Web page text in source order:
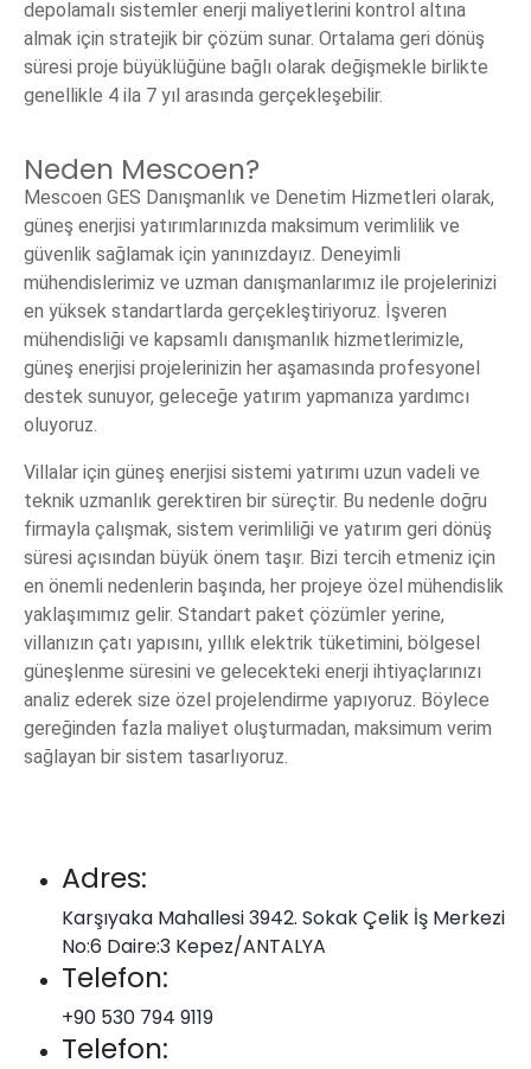
depolamalı sistemler enerji maliyetlerini kontrol altına
almak için stratejik bir çözüm sunar. Ortalama geri dönüş
süresi proje büyüklüğüne bağlı olarak değişmekle birlikte
genellikle 4 ila 7 yıl arasında gerçekleşebilir.
Neden Mescoen?
Mescoen GES Danışmanlık ve Denetim Hizmetleri olarak,
güneş enerjisi yatırımlarınızda maksimum verimlilik ve
güvenlik sağlamak için yanınızdayız. Deneyimli
mühendislerimiz ve uzman danışmanlarımız ile projelerinizi
en yüksek standartlarda gerçekleştiriyoruz. İşveren
mühendisliği ve kapsamlı danışmanlık hizmetlerimizle,
güneş enerjisi projelerinizin her aşamasında profesyonel
destek sunuyor, geleceğe yatırım yapmanıza yardımcı
oluyoruz.
Villalar için güneş enerjisi sistemi yatırımı uzun vadeli ve
teknik uzmanlık gerektiren bir süreçtir. Bu nedenle doğru
firmayla çalışmak, sistem verimliliği ve yatırım geri dönüş
süresi açısından büyük önem taşır. Bizi tercih etmeniz için
en önemli nedenlerin başında, her projeye özel mühendislik
yaklaşımımız gelir. Standart paket çözümler yerine,
villanızın çatı yapısını, yıllık elektrik tüketimini, bölgesel
güneşlenme süresini ve gelecekteki enerji ihtiyaçlarınızı
analiz ederek size özel projelendirme yapıyoruz. Böylece
gereğinden fazla maliyet oluşturmadan, maksimum verim
sağlayan bir sistem tasarlıyoruz.
Adres:
Karşıyaka Mahallesi 3942. Sokak Çelik İş Merkezi
No:6 Daire:3 Kepez/ANTALYA
Telefon:
+90 530 794 9119
Telefon: